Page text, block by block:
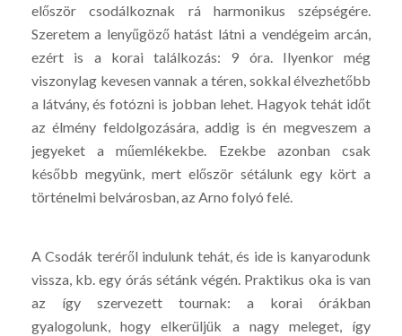
először csodálkoznak rá harmonikus szépségére.
Szeretem a lenyűgöző hatást látni a vendégeim arcán,
ezért is a korai találkozás: 9 óra. Ilyenkor még
viszonylag kevesen vannak a téren, sokkal élvezhetőbb
a látvány, és fotózni is jobban lehet. Hagyok tehát időt
az élmény feldolgozására, addig is én megveszem a
jegyeket a műemlékekbe. Ezekbe azonban csak
később megyünk, mert először sétálunk egy kört a
történelmi belvárosban, az Arno folyó felé.
A Csodák teréről indulunk tehát, és ide is kanyarodunk
vissza, kb. egy órás sétánk végén. Praktikus oka is van
az így szervezett tournak: a korai órákban
gyalogolunk, hogy elkerüljük a nagy meleget, így